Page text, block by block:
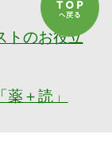
トのお役立
＋読」